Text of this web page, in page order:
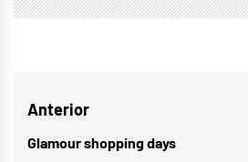
Navegación
de
Anterior
Entrada
Glamour shopping days